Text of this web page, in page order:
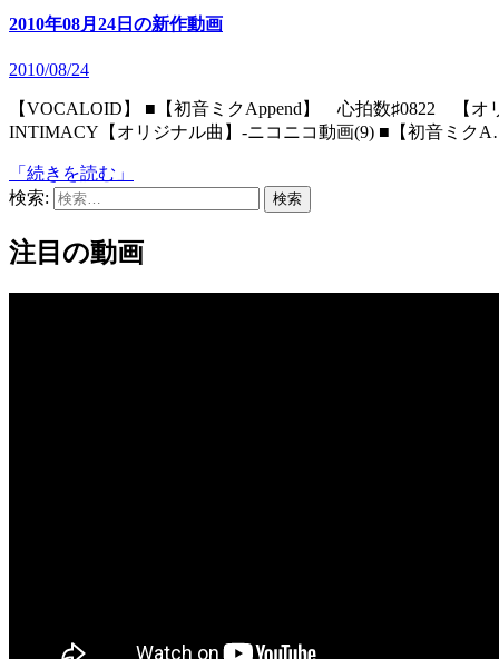
2010年08月24日の新作動画
2010/08/24
【VOCALOID】 ■【初音ミクAppend】 心拍数♯0822 【オリジナル曲】‐ニコニコ動画(9) ■【初音ミクappend】
INTIMACY【オリジナル曲】‐ニコニコ動画(9) ■【初音ミク
「続きを読む」
検索:
注目の動画